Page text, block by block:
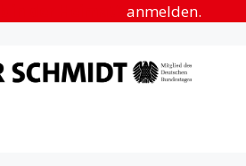
anmelden.